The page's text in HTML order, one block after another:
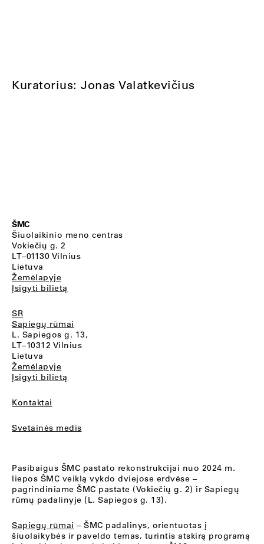
Kuratorius: Jonas Valatkevičius
ŠMC
Šiuolaikinio meno centras
Vokiečių g. 2
LT–01130 Vilnius
Lietuva
Žemėlapyje
Įsigyti bilietą
SR
Sapiegų rūmai
L. Sapiegos g. 13,
LT–10312 Vilnius
Lietuva
Žemėlapyje
Įsigyti bilietą
Kontaktai
Svetainės medis
Pasibaigus ŠMC pastato rekonstrukcijai nuo 2024 m.
liepos ŠMC veiklą vykdo dviejose erdvėse –
pagrindiniame ŠMC pastate (Vokiečių g. 2) ir Sapiegų
rūmų padalinyje (L. Sapiegos g. 13).
Sapiegų rūmai – ŠMC padalinys, orientuotas į
šiuolaikybės ir paveldo temas, turintis atskirą programą